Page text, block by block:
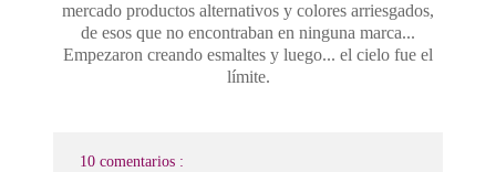
mercado productos alternativos y colores arriesgados,
de esos que no encontraban en ninguna marca...
Empezaron creando esmaltes y luego... el cielo fue el
límite.
10 comentarios :